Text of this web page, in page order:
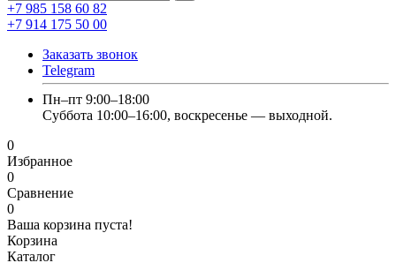
+7 985 158 60 82
+7 914 175 50 00
Заказать звонок
Telegram
Пн–пт 9:00–18:00
Суббота 10:00–16:00, воскресенье — выходной.
0
Избранное
0
Сравнение
0
Ваша корзина пуста!
Корзина
Каталог